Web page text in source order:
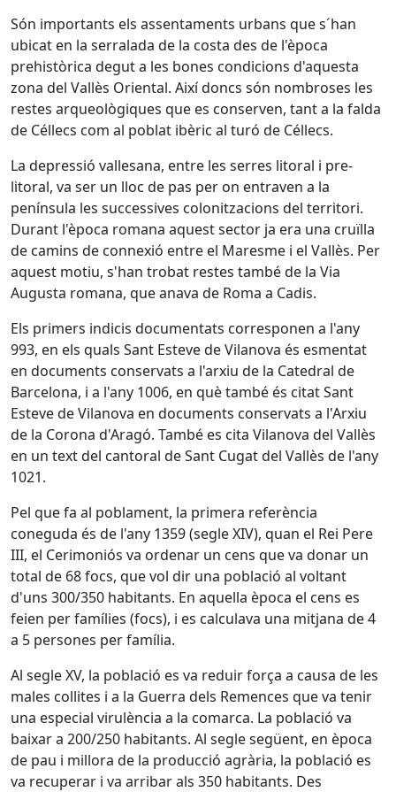
Són importants els assentaments urbans que s´han
ubicat en la serralada de la costa des de l'època
prehistòrica degut a les bones condicions d'aquesta
zona del Vallès Oriental. Així doncs són nombroses les
restes arqueològiques que es conserven, tant a la falda
de Céllecs com al poblat ibèric al turó de Céllecs.
La depressió vallesana, entre les serres litoral i pre-
litoral, va ser un lloc de pas per on entraven a la
península les successives colonitzacions del territori.
Durant l'època romana aquest sector ja era una cruïlla
de camins de connexió entre el Maresme i el Vallès. Per
aquest motiu, s'han trobat restes també de la Via
Augusta romana, que anava de Roma a Cadis.
Els primers indicis documentats corresponen a l'any
993, en els quals Sant Esteve de Vilanova és esmentat
en documents conservats a l'arxiu de la Catedral de
Barcelona, i a l'any 1006, en què també és citat Sant
Esteve de Vilanova en documents conservats a l'Arxiu
de la Corona d'Aragó. També es cita Vilanova del Vallès
en un text del cantoral de Sant Cugat del Vallès de l'any
1021.
Pel que fa al poblament, la primera referència
coneguda és de l'any 1359 (segle XIV), quan el Rei Pere
III, el Cerimoniós va ordenar un cens que va donar un
total de 68 focs, que vol dir una població al voltant
d'uns 300/350 habitants. En aquella època el cens es
feien per famílies (focs), i es calculava una mitjana de 4
a 5 persones per família.
Al segle XV, la població es va reduir força a causa de les
males collites i a la Guerra dels Remences que va tenir
una especial virulència a la comarca. La població va
baixar a 200/250 habitants. Al segle següent, en època
de pau i millora de la producció agrària, la població es
va recuperar i va arribar als 350 habitants. Des